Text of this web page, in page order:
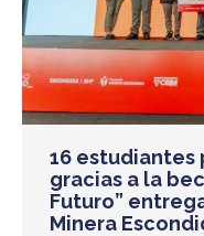
16 estudiantes
gracias a la
Futuro”
Minera